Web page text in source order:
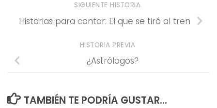
SIGUIENTE HISTORIA
Historias para contar: El que se tiró al tren
HISTORIA PREVIA
¿Astrólogos?
TAMBIÉN TE PODRÍA GUSTAR...